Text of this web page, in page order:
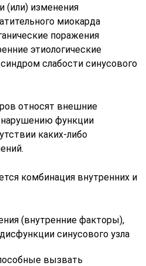
(или) изменения
миокарда
поражения
этиологические
слабости синусового
относят внешние
функции
каких-либо
комбинация внутренних и
(внутренние факторы),
синусового узла
вызвать